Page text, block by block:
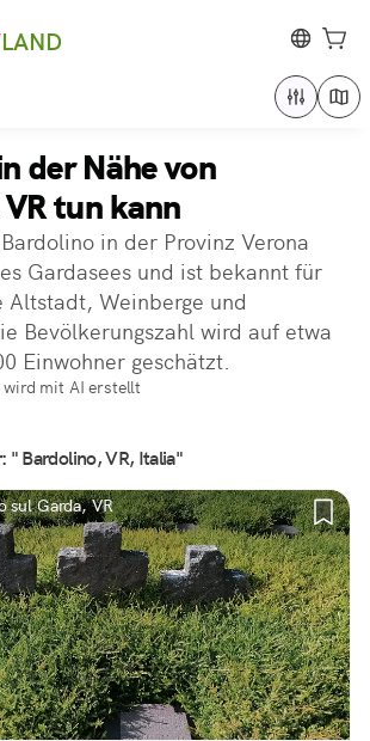
LAND
der Nähe von
tun kann
in der Provinz Verona
Gardasees und ist bekannt für
Altstadt, Weinberge und
Bevölkerungszahl wird auf etwa
Einwohner geschätzt.
wird mit AI erstellt
" Bardolino, VR, Italia"
sul Garda, VR